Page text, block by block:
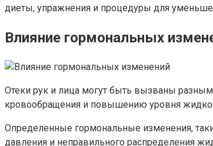
диеты, упражнения и процедуры для
Влияние гормональных
Отеки рук и лица могут быть вызваны
кровообращения и повышению уровня
Определенные гормональные изменения,
давления и неправильного распределения